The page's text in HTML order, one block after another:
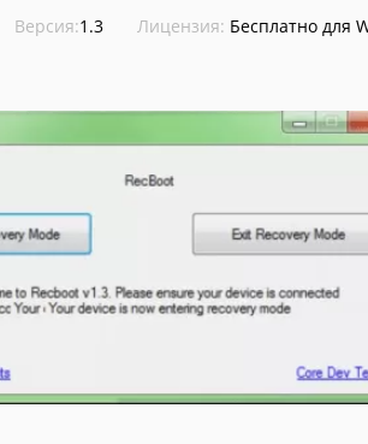
Версия:1.3 Лицензия: Бесплатно для